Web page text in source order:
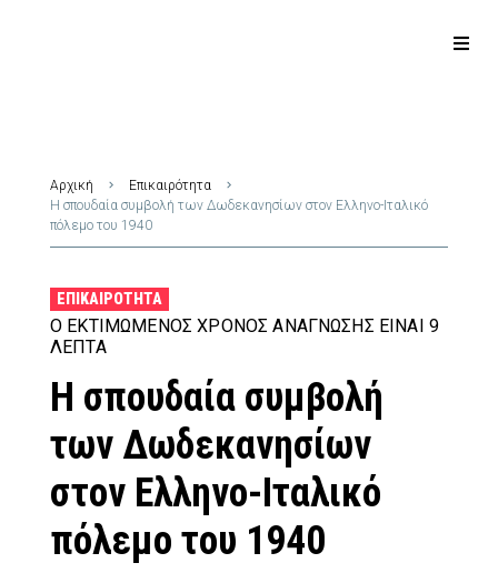
Αρχική
Επικαιρότητα
Η σπουδαία συμβολή των Δωδεκανησίων στον Ελληνο-Ιταλικό
πόλεμο του 1940
ΕΠΙΚΑΙΡΌΤΗΤΑ
Ο ΕΚΤΙΜΏΜΕΝΟΣ ΧΡΌΝΟΣ ΑΝΆΓΝΩΣΗΣ ΕΊΝΑΙ 9
ΛΕΠΤΆ
Η σπουδαία συμβολή
των Δωδεκανησίων
στον Ελληνο-Ιταλικό
πόλεμο του 1940